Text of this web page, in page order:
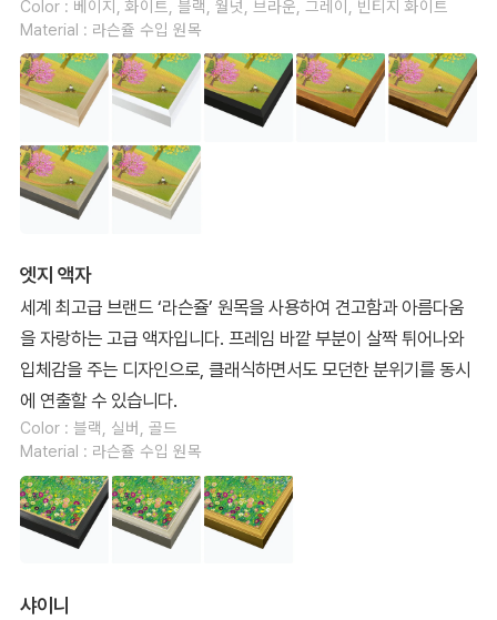
Color : 베이지, 화이트, 블랙, 월넛, 브라운, 그레이, 빈티지 화이트
Material : 라슨쥴 수입 원목
엣지 액자
세계 최고급 브랜드 ‘라슨쥴’ 원목을 사용하여 견고함과 아름다움
을 자랑하는 고급 액자입니다. 프레임 바깥 부분이 살짝 튀어나와
입체감을 주는 디자인으로, 클래식하면서도 모던한 분위기를 동시
에 연출할 수 있습니다.
Color : 블랙, 실버, 골드
Material : 라슨쥴 수입 원목
샤이니